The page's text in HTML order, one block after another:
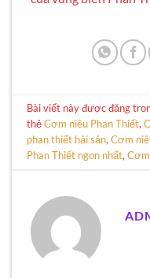
Bài viết này được đăng
thẻCơm niêu Phan Thiết,
phan thiết hải sản,Cơm
Phan Thiết ngon nhất,